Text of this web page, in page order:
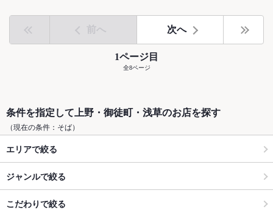
前へ 次へ
1ページ目
全8ページ
条件を指定して上野・御徒町・浅草のお店を探す
（現在の条件：そば）
エリアで絞る
ジャンルで絞る
こだわりで絞る